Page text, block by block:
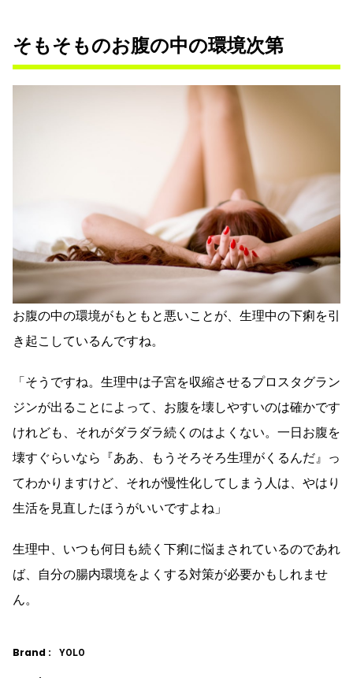
そもそものお腹の中の環境次第
お腹の中の環境がもともと悪いことが、生理中の下痢を引
き起こしているんですね。
「そうですね。生理中は子宮を収縮させるプロスタグラン
ジンが出ることによって、お腹を壊しやすいのは確かです
けれども、それがダラダラ続くのはよくない。一日お腹を
壊すぐらいなら『ああ、もうそろそろ生理がくるんだ』っ
てわかりますけど、それが慢性化してしまう人は、やはり
生活を見直したほうがいいですよね」
生理中、いつも何日も続く下痢に悩まされているのであれ
ば、自分の腸内環境をよくする対策が必要かもしれませ
ん。
Brand : YOLO